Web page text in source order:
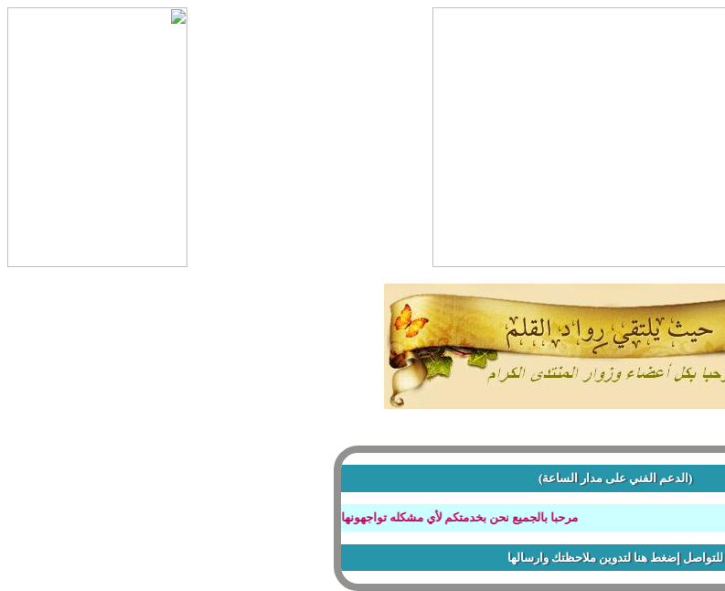
(الدعم الفني على مدار الساعة)
مرحبا بالجميع نحن بخدمتكم لأي مشكله تواجهونها بتصفح المنتدى او عند كتابة الردود أو أي أستفسار
للتواصل إضغط هنا لتدوين ملاحظتك وارسالها